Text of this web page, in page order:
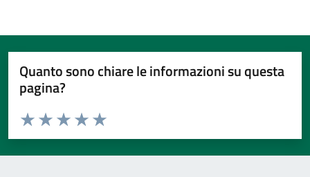
Quanto sono chiare le informazioni su questa
pagina?
Valuta da 1 a 5 stelle la pagina
Valuta 5 stelle su 5
Valuta 4 stelle su 5
Valuta 3 stelle su 5
Valuta 2 stelle su 5
Valuta 1 stelle su 5